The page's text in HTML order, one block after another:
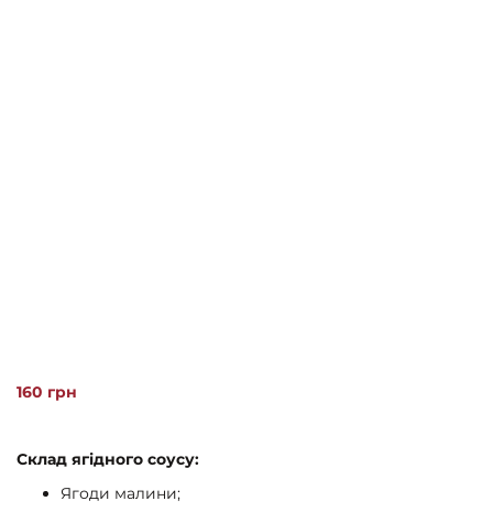
160 грн
Склад ягідного соусу:
Ягоди малини;